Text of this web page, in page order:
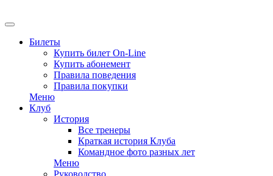
Билеты
Купить билет On-Line
Купить абонемент
Правила поведения
Правила покупки
Меню
Клуб
История
Все тренеры
Краткая история Клуба
Командное фото разных лет
Меню
Руководство